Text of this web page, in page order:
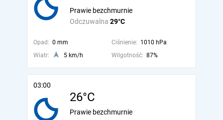
Odczuwalna 29°C
Prawie bezchmurnie
Opad: 0 mm Ciśnienie: 1010 hPa
Wiatr:
5 km/h Wilgotność: 87%
03:00
26°C
Prawie bezchmurnie